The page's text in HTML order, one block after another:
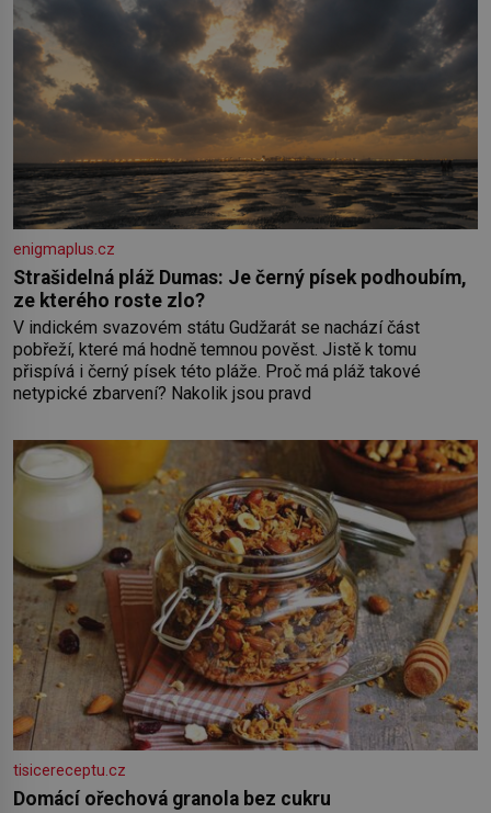
enigmaplus.cz
Strašidelná pláž Dumas: Je černý písek podhoubím,
ze kterého roste zlo?
V indickém svazovém státu Gudžarát se nachází část
pobřeží, které má hodně temnou pověst. Jistě k tomu
přispívá i černý písek této pláže. Proč má pláž takové
netypické zbarvení? Nakolik jsou pravd
tisicereceptu.cz
Domácí ořechová granola bez cukru